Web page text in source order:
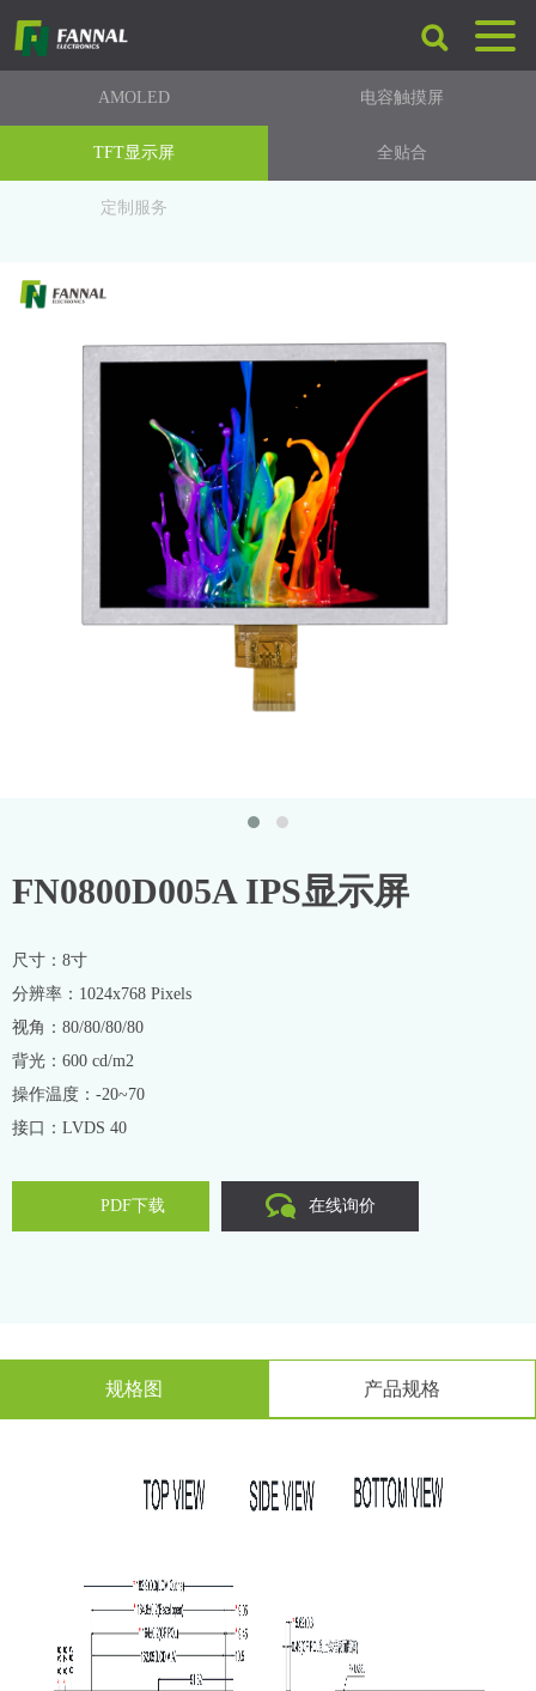
AMOLED 电容触摸屏
TFT显示屏 全贴合
定制服务
FN0800D005A IPS显示屏
尺寸：8寸
分辨率：1024x768 Pixels
视角：80/80/80/80
背光：600 cd/m2
操作温度：-20~70
接口：LVDS 40
PDF下载 在线询价
规格图 产品规格